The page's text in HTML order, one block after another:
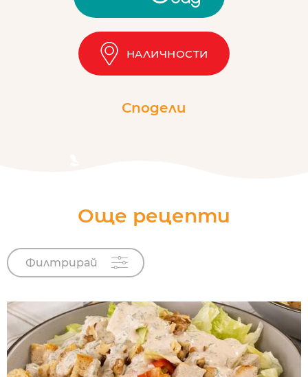
НАЛИЧНОСТИ
Сподели
Още рецепти
Филтрирай